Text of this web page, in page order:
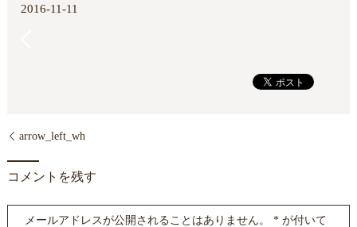
2016-11-11
arrow_left_wh
コメントを残す
メールアドレスが公開されることはありません。 * が付いて